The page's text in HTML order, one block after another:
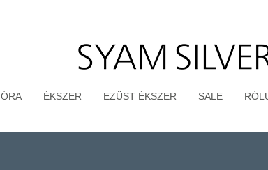
ÓRA ÉKSZER EZÜST ÉKSZER SALE